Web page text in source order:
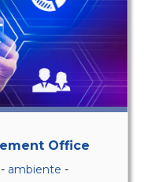
Office
- ambiente -